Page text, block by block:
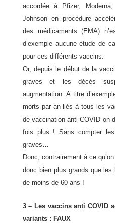
accordée à Pfizer,
Johnson en procédure
des médicaments (EMA)
d’exemple aucune étude de
pour ces différents vaccins.
Or, depuis le début de la
graves et les décès
augmentation. A titre
morts par an liés à tous les
de vaccination anti-COVID on
fois plus ! Sans compter
graves…
Donc, contrairement à ce
donc bien plus grands que
de moins de 60 ans !
3 – Les vaccins anti COVID
variants : FAUX